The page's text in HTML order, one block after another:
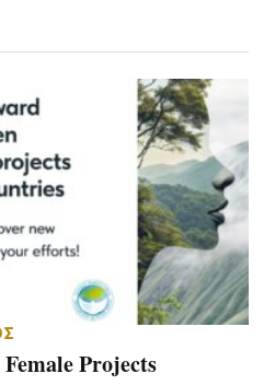
Projects